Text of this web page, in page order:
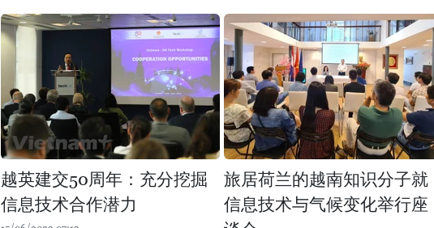
越英建交50周年：充分挖掘
信息技术合作潜力
旅居荷兰的越南知识分子就
信息技术与气候变化举行座